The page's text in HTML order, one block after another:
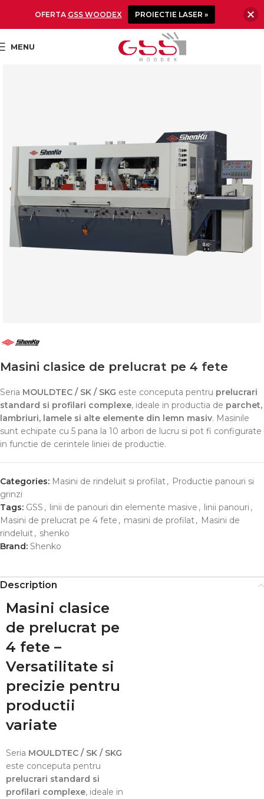
MENU
Masini clasice de prelucrat pe 4 fete
Seria MOULDTEC / SK / SKG este conceputa pentru prelucrari
standard si profilari complexe, ideale in productia de parchet,
lambriuri, lamele si alte elemente din lemn masiv. Masinile
sunt echipate cu 5 pana la 10 arbori de lucru si pot fi configurate
in functie de cerintele liniei de productie.
Categories: Masini de rindeluit si profilat, Productie panouri si
grinzi
Tags: GSS , linii de panouri din elemente masive , linii panouri ,
Masini de prelucrat pe 4 fete , masini de profilat, Masini de
rindeluit, shenko
Brand: Shenko
Description
Masini clasice
de prelucrat pe
4 fete –
Versatilitate si
precizie pentru
productii
variate
Seria MOULDTEC / SK / SKG
este conceputa pentru
prelucrari standard si
profilari complexe, ideale in
OFERTA GSS WOODEX PROIECTIE LASER »